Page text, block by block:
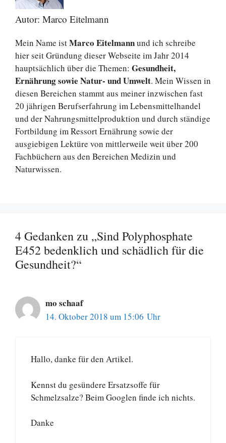
Autor: Marco Eitelmann
Mein Name istMarco Eitelmannund ich schreibe
hier seit Gründung dieser Webseite im Jahr 2014
hauptsächlich über die Themen: Gesundheit,
Ernährung sowie Natur- und Umwelt. Mein Wissen in
diesen Bereichen stammt aus meiner inzwischen fast
20 jährigen Berufserfahrung im Lebensmittelhandel
und der Nahrungsmittelproduktion und durch ständige
Fortbildung im Ressort Ernährung sowie der
ausgiebigen Lektüre von mittlerweile weit über 200
Fachbüchern aus den Bereichen Medizin und
Naturwissen.
4 Gedanken zu „Sind Polyphosphate
E452 bedenklich und schädlich für die
Gesundheit?“
mo schaaf
14. Oktober 2018 um 15:06 Uhr
Hallo, danke für den Artikel.
Kennst du gesündere Ersatzsoffe für
Schmelzsalze? Beim Googlen finde ich nichts.
Danke